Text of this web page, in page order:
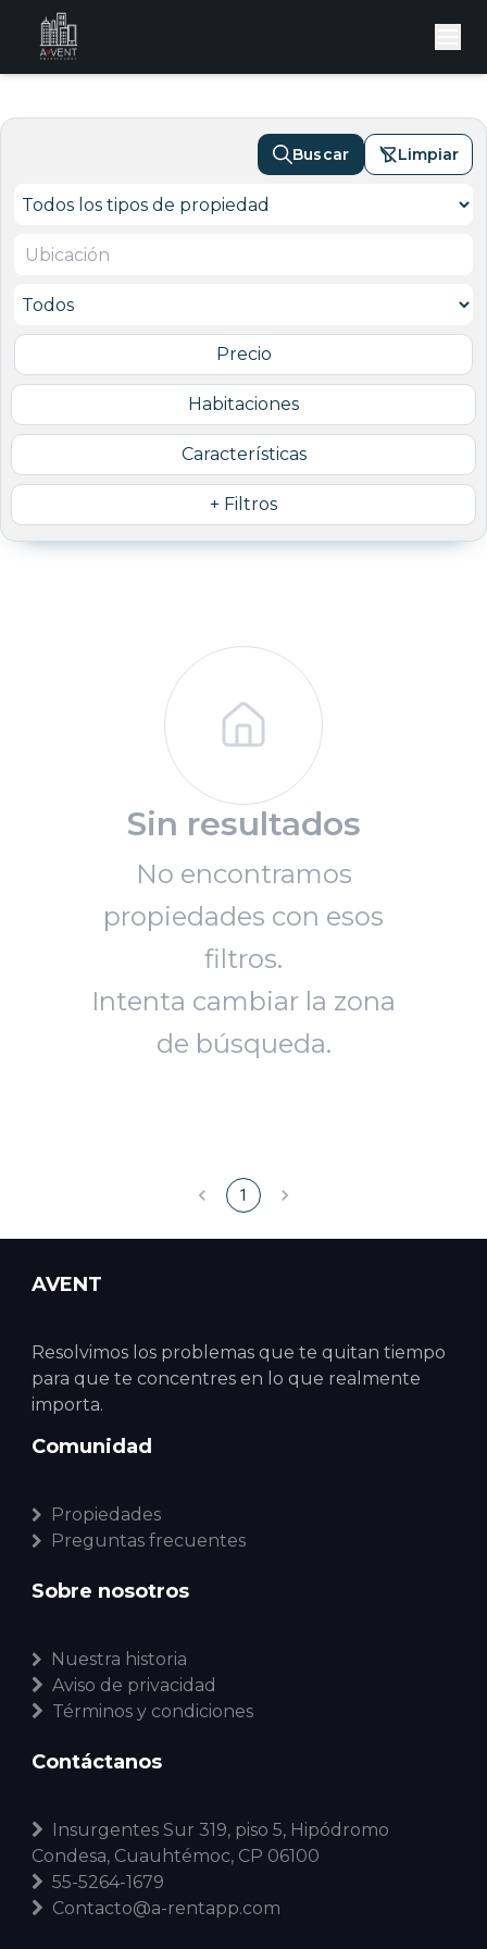
Precio
Habitaciones
Características
+ Filtros
Buscar Limpiar
Sin resultados
No encontramos
propiedades con esos
filtros.
Intenta cambiar la zona
de búsqueda.
1
AVENT
Resolvimos los problemas que te quitan tiempo
para que te concentres en lo que realmente
importa.
Comunidad
Propiedades
Preguntas frecuentes
Sobre nosotros
Nuestra historia
Aviso de privacidad
Términos y condiciones
Contáctanos
Insurgentes Sur 319, piso 5, Hipódromo
Condesa, Cuauhtémoc, CP 06100
55-5264-1679
Contacto@a-rentapp.com